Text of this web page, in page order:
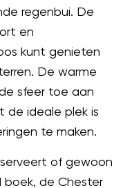
regenbui. De
en
kunt genieten
De warme
sfeer toe aan
de ideale plek is
te maken.
of gewoon
de Chester